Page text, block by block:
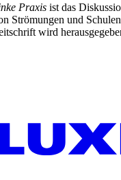
Praxis ist das
Strömungen und
wird